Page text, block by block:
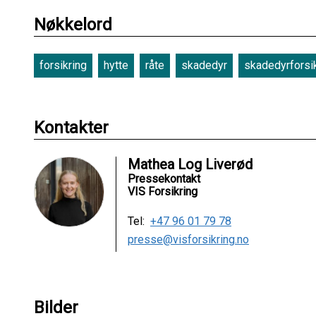
Nøkkelord
forsikring hytte råte skadedyr
Kontakter
Mathea Log Liverød
Pressekontakt
VIS Forsikring
Tel: +47 96 01 79 78
presse@visforsikring.no
Bilder